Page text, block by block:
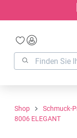
Shop Schmuck-
8006 ELEGANT